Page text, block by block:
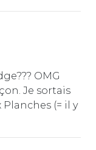
OMG
Je sortais
(= il y